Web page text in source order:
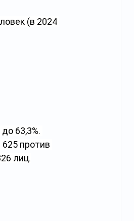
(в 2024
63,3%.
против
лиц.